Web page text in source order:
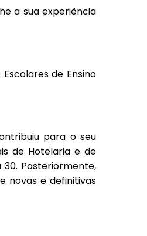
a sua experiência
de Ensino
para o seu
de Hotelaria e de
Posteriormente,
novas e definitivas